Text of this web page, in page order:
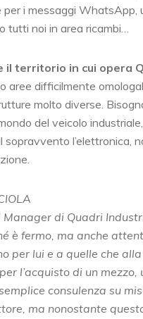
per i messaggi WhatsApp,
tutti noi in area ricambi…
il territorio in cui opera
aree difficilmente
molto diverse.
del veicolo
sopravvento l’elettronica,
Manager di Quadri
è fermo, ma anche
per lui e a quelle che
l’acquisto di un
consulenza su
ma nonostante